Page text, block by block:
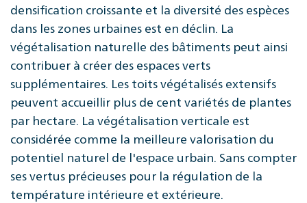
densification croissante et la diversité des espèces
dans les zones urbaines est en déclin. La
végétalisation naturelle des bâtiments peut ainsi
contribuer à créer des espaces verts
supplémentaires. Les toits végétalisés extensifs
peuvent accueillir plus de cent variétés de plantes
par hectare. La végétalisation verticale est
considérée comme la meilleure valorisation du
potentiel naturel de l'espace urbain. Sans compter
ses vertus précieuses pour la régulation de la
température intérieure et extérieure.